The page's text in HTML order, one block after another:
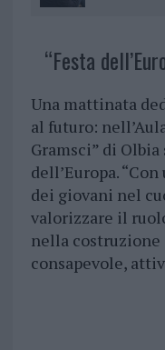
“Festa
Una mattinata
al futuro:
Gramsci” di
dell’Europa.
dei giovani nel
valorizzare il
nella costruzione
consapevole,